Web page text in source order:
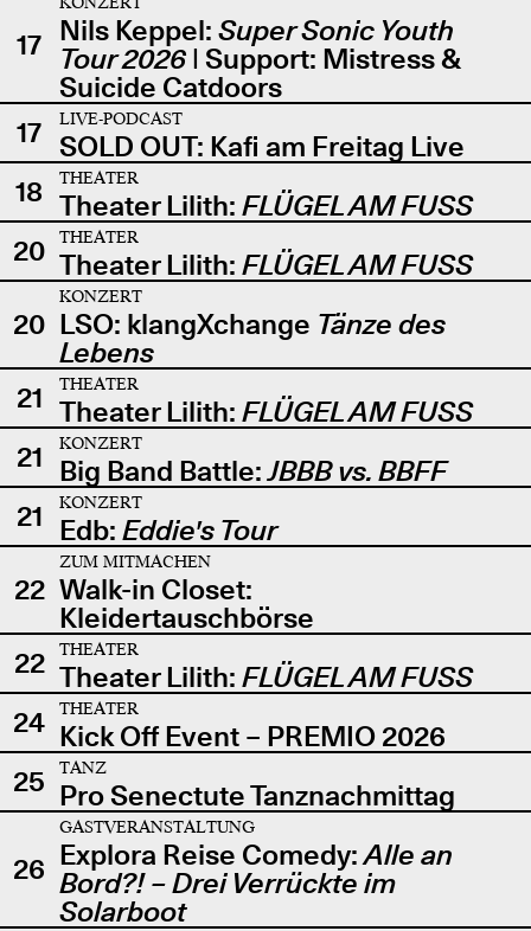
17 Nils Keppel: Super Sonic Youth
Tour 2026| Support: Mistress &
Suicide Catdoors
17
LIVE-PODCAST
SOLD OUT: Kafi am Freitag Live
18
THEATER
Theater Lilith: FLÜGEL AM FUSS
20
THEATER
Theater Lilith: FLÜGEL AM FUSS
20
KONZERT
LSO: klangXchange Tänze des
Lebens
21
THEATER
Theater Lilith: FLÜGEL AM FUSS
21
KONZERT
Big Band Battle:JBBB vs. BBFF
21
KONZERT
Edb: Eddie's Tour
22
ZUM MITMACHEN
Walk-in Closet:
Kleidertauschbörse
22
THEATER
Theater Lilith: FLÜGEL AM FUSS
24
THEATER
Kick Off Event – PREMIO 2026
25
TANZ
Pro Senectute Tanznachmittag
26
GASTVERANSTALTUNG
Explora Reise Comedy:Alle an
Bord?! – Drei Verrückte im
Solarboot